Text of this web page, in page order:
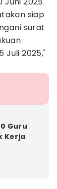
siap
surat
Juli 2025,"
Guru
Kerja